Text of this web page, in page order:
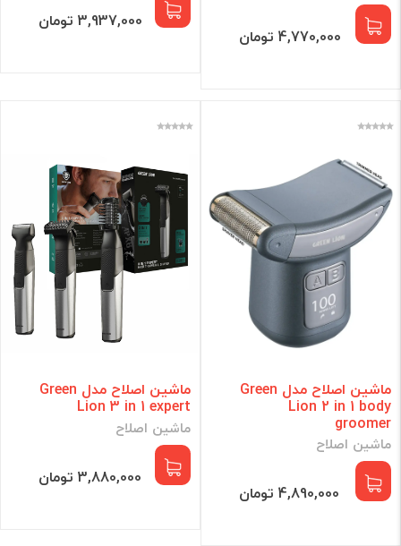
4,770,000 تومان
3,937,000 تومان
ماشین اصلاح مدل Green
Lion 2 in 1 body
groomer
ماشین اصلاح
4,890,000 تومان
ماشین اصلاح مدل Green
Lion 3 in 1 expert
ماشین اصلاح
3,880,000 تومان